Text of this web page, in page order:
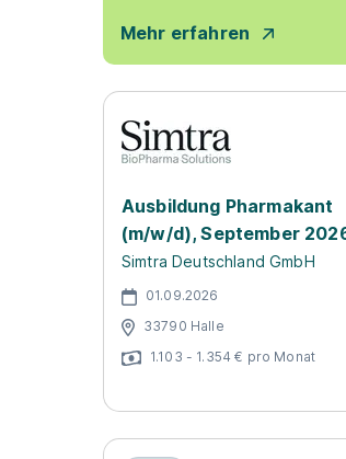
Mehr erfahren
Ausbildung Pharmakant
(m/w/d), September
Simtra Deutschland GmbH
01.09.2026
33790 Halle
1.103 - 1.354 € pro Monat